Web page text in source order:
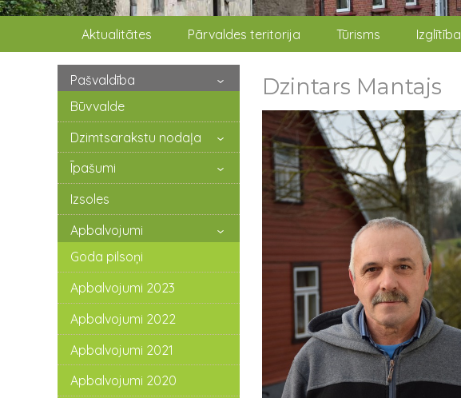
Aktualitātes Pārvaldes teritorija Tūrisms Izglītība
Pašvaldība
Būvvalde
Dzimtsarakstu nodaļa
Īpašumi
Izsoles
Apbalvojumi
Goda pilsoņi
Apbalvojumi 2023
Apbalvojumi 2022
Apbalvojumi 2021
Apbalvojumi 2020
Dzintars Mantajs